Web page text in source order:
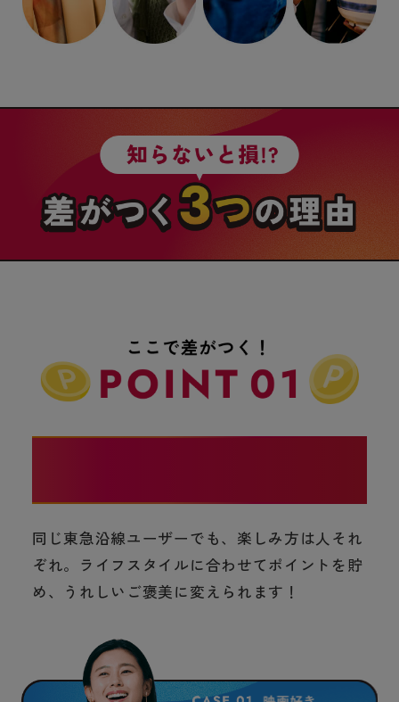
同じ東急沿線ユーザーでも、楽しみ方は人それ
ぞれ。ライフスタイルに合わせてポイントを貯
め、うれしいご褒美に変えられます！